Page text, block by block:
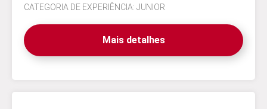
CATEGORIA DE EXPERIÊNCIA: JUNIOR
Mais detalhes